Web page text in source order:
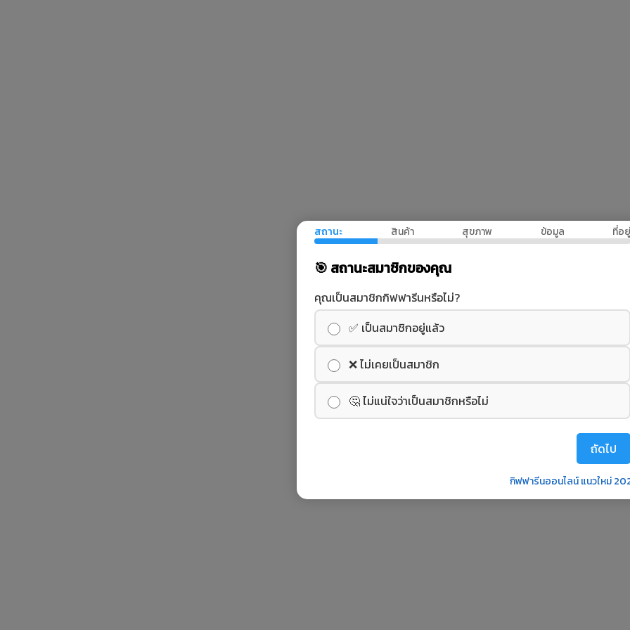
สถานะ สินค้า สุขภาพ ข้อมูล ที่อยู่
🎯 สถานะสมาชิกของคุณ
คุณเป็นสมาชิกกิฟฟารีนหรือไม่?
✅ เป็นสมาชิกอยู่แล้ว
❌ ไม่เคยเป็นสมาชิก
🤔 ไม่แน่ใจว่าเป็นสมาชิกหรือไม่
ถัดไป
กิฟฟารีนออนไลน์ แนวใหม่